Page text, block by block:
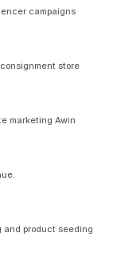
campaigns
store
marketing Awin
and product seeding